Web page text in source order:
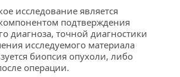
исследование является
подтверждения
диагноза, точной диагностики
исследуемого материала
биопсия опухоли, либо
операции.